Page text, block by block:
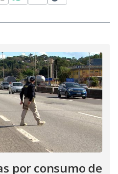
por consumo de